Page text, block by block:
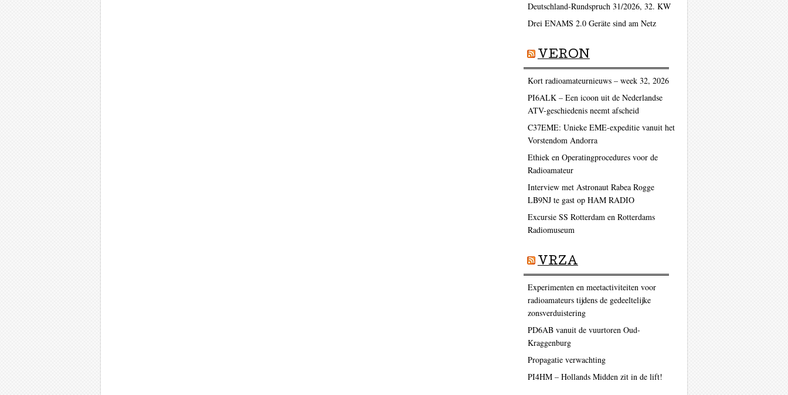
Deutschland-Rundspruch 31/2026, 32. KW
Drei ENAMS 2.0 Geräte sind am Netz
VERON
Kort radioamateurnieuws – week 32, 2026
PI6ALK – Een icoon uit de Nederlandse
ATV-geschiedenis neemt afscheid
C37EME: Unieke EME-expeditie vanuit het
Vorstendom Andorra
Ethiek en Operatingprocedures voor de
Radioamateur
Interview met Astronaut Rabea Rogge
LB9NJ te gast op HAM RADIO
Excursie SS Rotterdam en Rotterdams
Radiomuseum
VRZA
Experimenten en meetactiviteiten voor
radioamateurs tijdens de gedeeltelijke
zonsverduistering
PD6AB vanuit de vuurtoren Oud-
Kraggenburg
Propagatie verwachting
PI4HM – Hollands Midden zit in de lift!